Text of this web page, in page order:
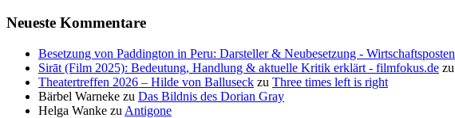
Neueste Kommentare
Besetzung von Paddington in Peru: Darsteller & Neubesetzung - Wirtschaftsposten
Sirāt (Film 2025): Bedeutung, Handlung & aktuelle Kritik erklärt - filmfokus.de zu
Theatertreffen 2026 – Hilde von Balluseck zu Three times left is right
Bärbel Warneke zu Das Bildnis des Dorian Gray
Helga Wanke zu Antigone